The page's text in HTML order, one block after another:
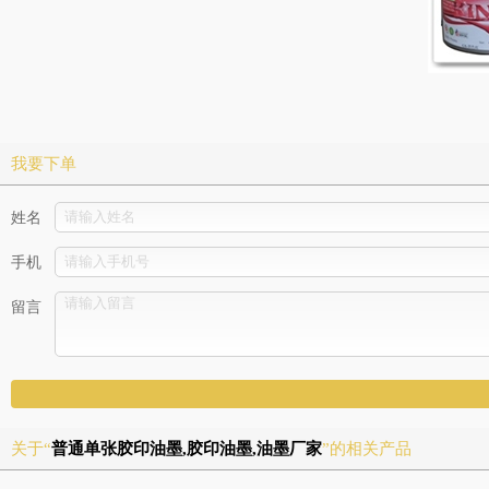
我要下单
姓名
手机
留言
关于“普通单张胶印油墨,胶印油墨,油墨厂家”的相关产品